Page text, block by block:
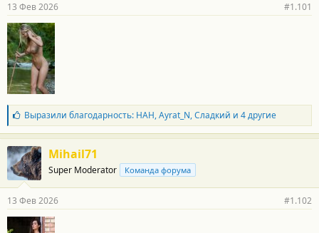
н
о
с
т
и
:
13 Фев 2026 #1.101
Б
л
а
г
о
д
а
н
о
Выразили благодарность: НАН,Ayrat_N,Сладкий и 4 другие
Mihail71
Super Moderator Команда форума
13 Фев 2026 #1.102